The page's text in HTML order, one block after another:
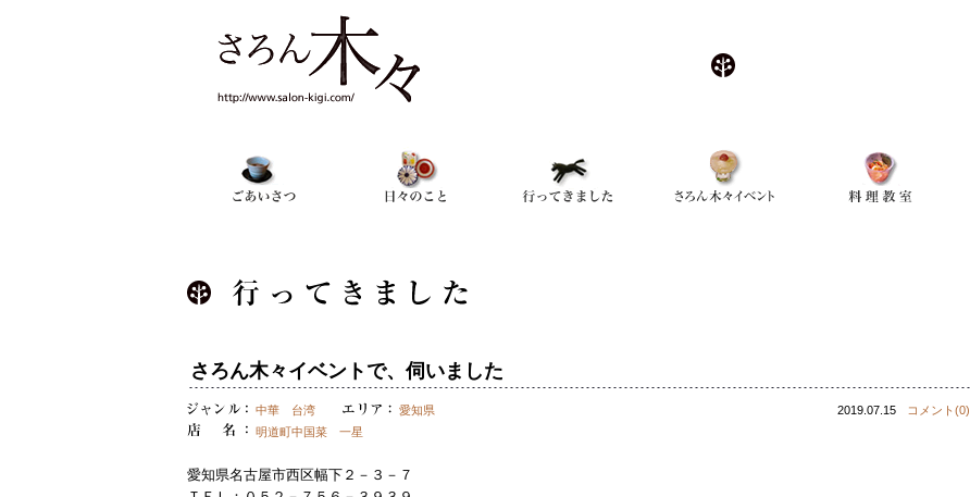
さろん木々イベントで、伺いました
中華 台湾
愛知県
明道町中国菜 一星
コメント(0)
2019.07.15
愛知県名古屋市西区幅下２－３－７